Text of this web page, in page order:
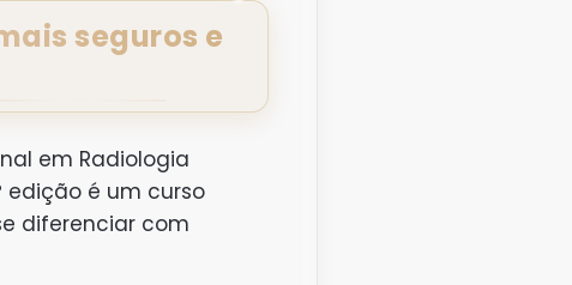
seguros e
em Radiologia
edição é um curso
diferenciar com